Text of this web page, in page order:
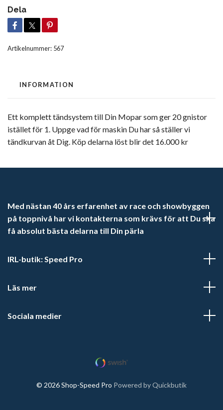
Dela
Artikelnummer: 567
INFORMATION
Ett komplett tändsystem till Din Mopar som ger 20 gnistor
istället för 1. Uppge vad för maskin Du har så ställer vi
tändkurvan åt Dig. Köp delarna löst blir det 16.000 kr
Med nästan 40 års erfarenhet av race och showbyggen
på toppnivå har vi kontakterna som krävs för att Du ska
få absolut bästa delarna till Din pärla
IRL-butik: Speed Pro
Läs mer
Sociala medier
© 2026 Shop-Speed Pro Powered by Quickbutik